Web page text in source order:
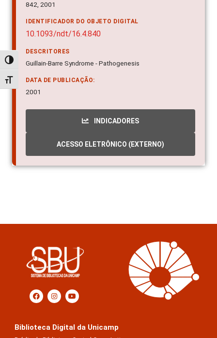
Alternar alto contraste
Alternar tamanho da fonte
842, 2001
IDENTIFICADOR DO OBJETO DIGITAL
10.1093/ndt/16.4.840
DESCRITORES
Guillain-Barre Syndrome - Pathogenesis
DATA DE PUBLICAÇÃO:
2001
INDICADORES
ACESSO ELETRÔNICO (EXTERNO)
Biblioteca Digital da Unicamp